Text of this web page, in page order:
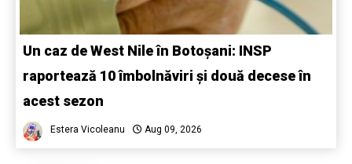
Un caz de West Nile în Botoșani: INSP
raportează 10 îmbolnăviri și două decese în
acest sezon
Estera Vicoleanu Aug 09, 2026